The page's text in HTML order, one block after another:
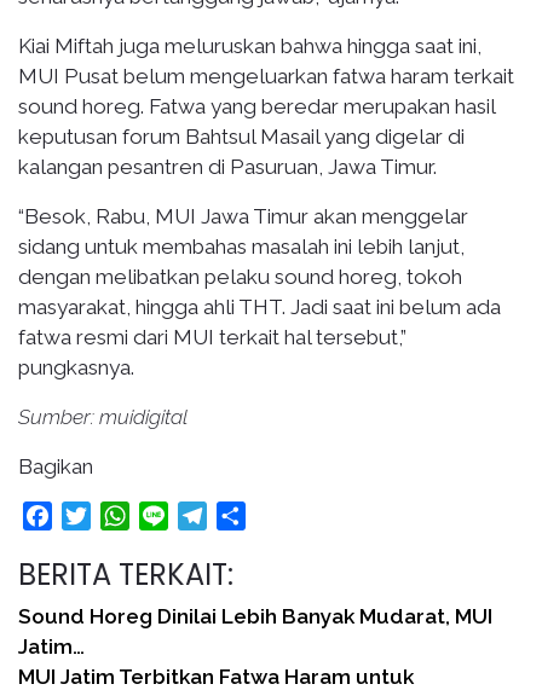
Kiai Miftah juga meluruskan bahwa hingga saat ini,
MUI Pusat belum mengeluarkan fatwa haram terkait
sound horeg. Fatwa yang beredar merupakan hasil
keputusan forum Bahtsul Masail yang digelar di
kalangan pesantren di Pasuruan, Jawa Timur.
“Besok, Rabu, MUI Jawa Timur akan menggelar
sidang untuk membahas masalah ini lebih lanjut,
dengan melibatkan pelaku sound horeg, tokoh
masyarakat, hingga ahli THT. Jadi saat ini belum ada
fatwa resmi dari MUI terkait hal tersebut,”
pungkasnya.
Sumber: muidigital
Bagikan
FacebookTwitterWhatsApp
Line Telegram
BERITA TERKAIT:
Sound Horeg Dinilai Lebih Banyak Mudarat, MUI
Jatim…
MUI Jatim Terbitkan Fatwa Haram untuk